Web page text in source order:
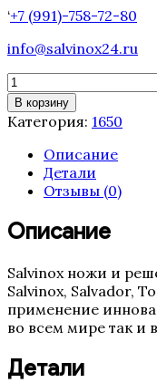
‘+7 (991)-758-72-80
info@salvinox24.ru
Количество
товара
Полотно
ленточной
пилы
Tornado
1650
(19,
3TPI,
Италия)
В корзину
Категория: 1650
Описание
Детали
Отзывы (0)
Описание
Salvinox ножи и
Salvinox, Salvador,
применение
во всем мире так и
Детали